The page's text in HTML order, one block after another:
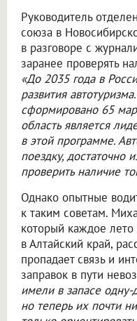
Руководитель
союза в
в разговоре с
заранее проверять
«До 2035 года в
развития
сформировано 65
область является
в этой программе.
поездку, достаточно
проверить наличие
Однако опытные
к таким советам.
который каждое
в Алтайский край,
пропадает связь и
заправок в пути
имели в запасе
но теперь их почти